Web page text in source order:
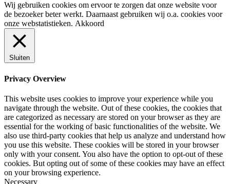
Wij gebruiken cookies om ervoor te zorgen dat onze website voor
de bezoeker beter werkt. Daarnaast gebruiken wij o.a. cookies voor
onze webstatistieken. Akkoord
Sluiten
Privacy Overview
This website uses cookies to improve your experience while you
navigate through the website. Out of these cookies, the cookies that
are categorized as necessary are stored on your browser as they are
essential for the working of basic functionalities of the website. We
also use third-party cookies that help us analyze and understand how
you use this website. These cookies will be stored in your browser
only with your consent. You also have the option to opt-out of these
cookies. But opting out of some of these cookies may have an effect
on your browsing experience.
Necessary